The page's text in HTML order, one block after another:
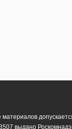
выдано